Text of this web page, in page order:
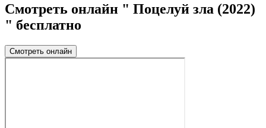
Смотреть онлайн " Поцелуй зла (2022)
" бесплатно
Смотреть онлайн